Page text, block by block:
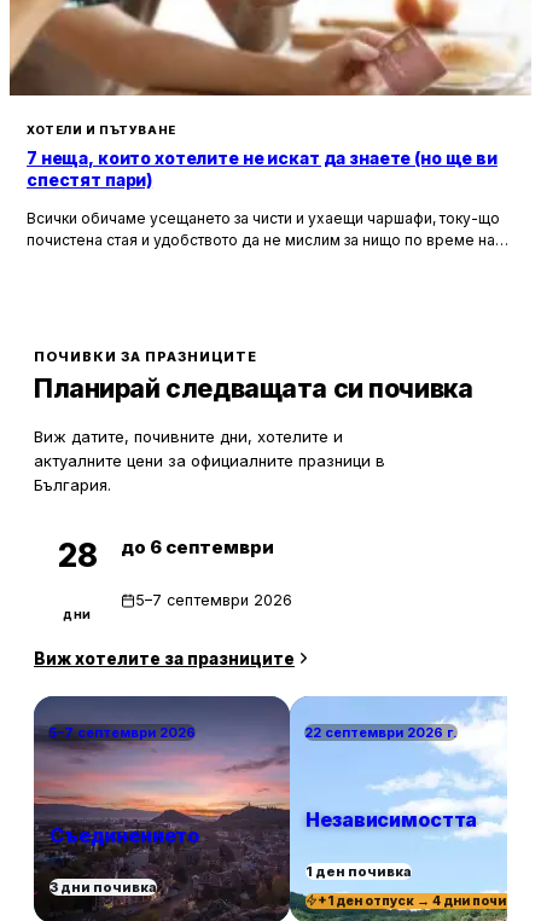
ХОТЕЛИ И ПЪТУВАНЕ
7 неща, които хотелите не искат да знаете (но ще ви
спестят пари)
Всички обичаме усещането за чисти и ухаещи чаршафи, току-що
почистена стая и удобството да не мислим за нищо по време на
ПОЧИВКИ ЗА ПРАЗНИЦИТЕ
Планирай следващата си почивка
Виж датите, почивните дни, хотелите и
актуалните цени за официалните празници в
България.
28
дни
до 6 септември
5–7 септември 2026
Виж хотелите за празниците
5–7 септември 2026
Съединението
3 дни почивка
22 септември 2026 г.
Независимостта
1 ден почивка
+1 ден отпуск → 4 дни почивка